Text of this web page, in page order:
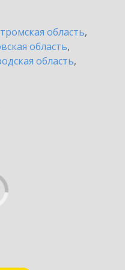
область,
область,
область,